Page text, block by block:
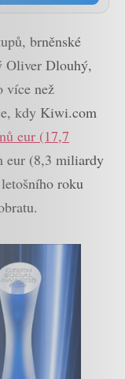
brněnské
Oliver Dlouhý,
více než
kdy Kiwi.com
eur (17,7
eur (8,3 miliardy
roku